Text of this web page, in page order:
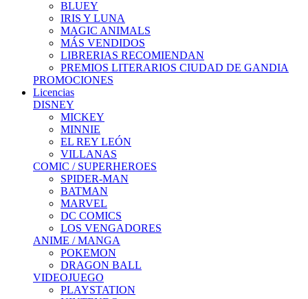
BLUEY
IRIS Y LUNA
MAGIC ANIMALS
MÁS VENDIDOS
LIBRERIAS RECOMIENDAN
PREMIOS LITERARIOS CIUDAD DE GANDIA
PROMOCIONES
Licencias
DISNEY
MICKEY
MINNIE
EL REY LEÓN
VILLANAS
COMIC / SUPERHEROES
SPIDER-MAN
BATMAN
MARVEL
DC COMICS
LOS VENGADORES
ANIME / MANGA
POKEMON
DRAGON BALL
VIDEOJUEGO
PLAYSTATION